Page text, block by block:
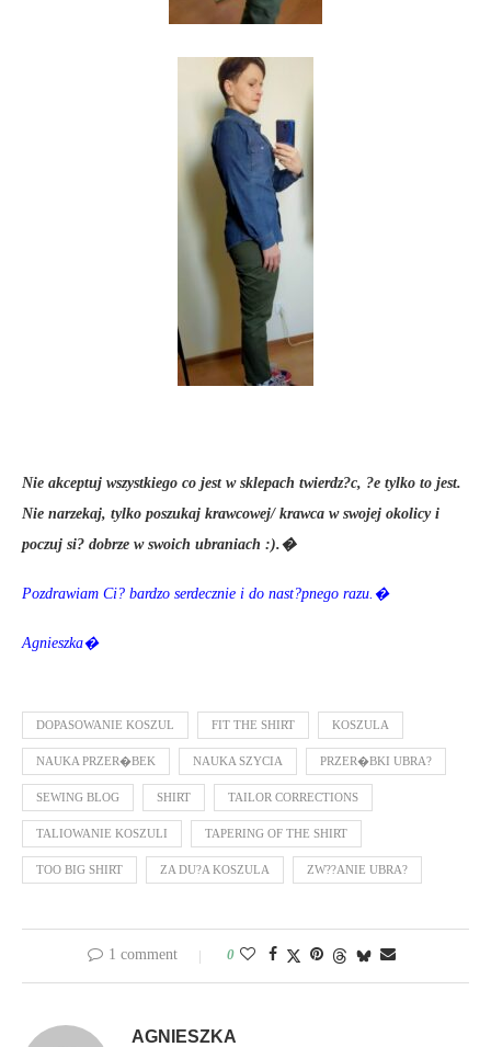
Nie akceptuj wszystkiego co jest w sklepach twierdz?c, ?e tylko to jest.
Nie narzekaj, tylko poszukaj krawcowej/ krawca w swojej okolicy i
poczuj si? dobrze w swoich ubraniach :).�
Pozdrawiam Ci? bardzo serdecznie i do nast?pnego razu.�
Agnieszka�
DOPASOWANIE KOSZUL FIT THE SHIRT KOSZULA
NAUKA PRZER�BEK NAUKA SZYCIA PRZER�BKI UBRA?
SEWING BLOG SHIRT TAILOR CORRECTIONS
TALIOWANIE KOSZULI TAPERING OF THE SHIRT
TOO BIG SHIRT ZA DU?A KOSZULA ZW??ANIE UBRA?
1 comment 0
AGNIESZKA